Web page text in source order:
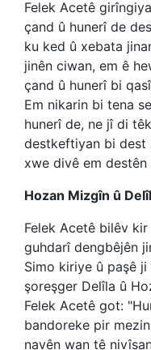
Felek Acetê
çand û hunerî de
ku ked û xebata
jinên ciwan, em ê
çand û hunerî bi
Em nikarin bi tena
hunerî de, ne jî di
destkeftiyan bi dest
xwe divê em
Hozan Mizgîn û
Felek Acetê bilêv
guhdarî dengbêjên
Simo kiriye û paşê
şoreşger Delîla û
Felek Acetê got:
bandoreke pir
navên wan tê